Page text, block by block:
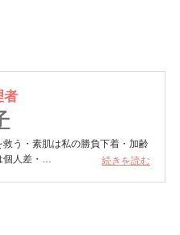
者
救う・素肌は私の勝負下着・加齢
人差・
続きを読む